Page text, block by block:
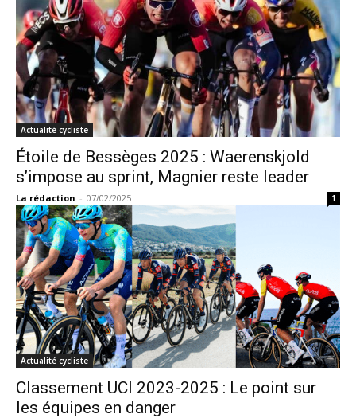
Actualité cycliste
Étoile de Bessèges 2025 : Waerenskjold
s’impose au sprint, Magnier reste leader
La rédaction - 07/02/2025 1
Actualité cycliste
Classement UCI 2023-2025 : Le point sur
les équipes en danger